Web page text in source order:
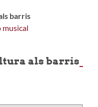
barris
als barris